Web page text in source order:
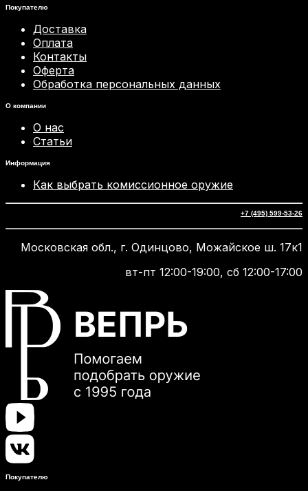
Покупателю
Доставка
Оплата
Контакты
Оферта
Обработка персональных данных
О компании
О нас
Статьи
Информация
Как выбрать комиссионное оружие
+7 (495) 599-53-26
Московская обл., г. Одинцово, Можайское ш. 17к1
вт-пт 12:00-19:00, сб 12:00-17:00
Покупателю